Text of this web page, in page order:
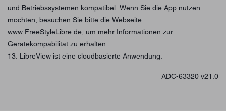
und Betriebssystemen kompatibel. Wenn Sie die App nutzen
möchten, besuchen Sie bitte die Webseite
www.FreeStyleLibre.de, um mehr Informationen zur
Gerätekompabilität zu erhalten.
13. LibreView ist eine cloudbasierte Anwendung.
ADC-63320 v21.0